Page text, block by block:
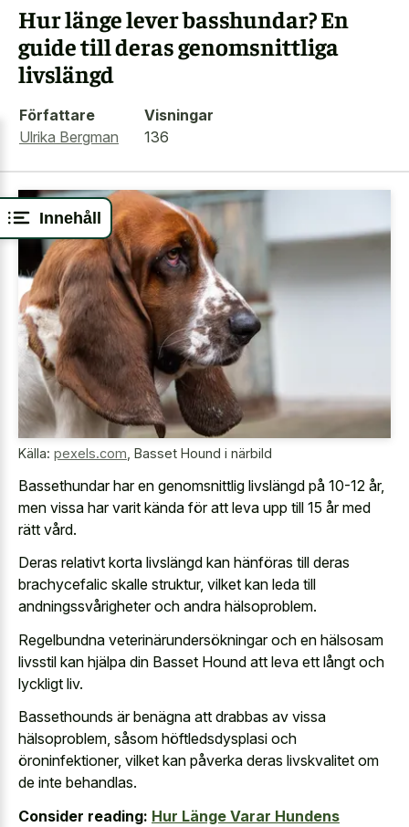
Innehåll
Hur länge lever basshundar? En
guide till deras genomsnittliga
livslängd
Författare
Ulrika Bergman
Visningar
136
Källa: pexels.com Basset Hound i närbild
Bassethundar har en genomsnittlig livslängd på 10-12 år,
men vissa har varit kända för att leva upp till 15 år med
rätt vård.
Deras relativt korta livslängd kan hänföras till deras
brachycefalic skalle struktur, vilket kan leda till
andningssvårigheter och andra hälsoproblem.
Regelbundna veterinärundersökningar och en hälsosam
livsstil kan hjälpa din Basset Hound att leva ett långt och
lyckligt liv.
Bassethounds är benägna att drabbas av vissa
hälsoproblem, såsom höftledsdysplasi och
öroninfektioner, vilket kan påverka deras livskvalitet om
de inte behandlas.
Consider reading: Hur Länge Varar Hundens